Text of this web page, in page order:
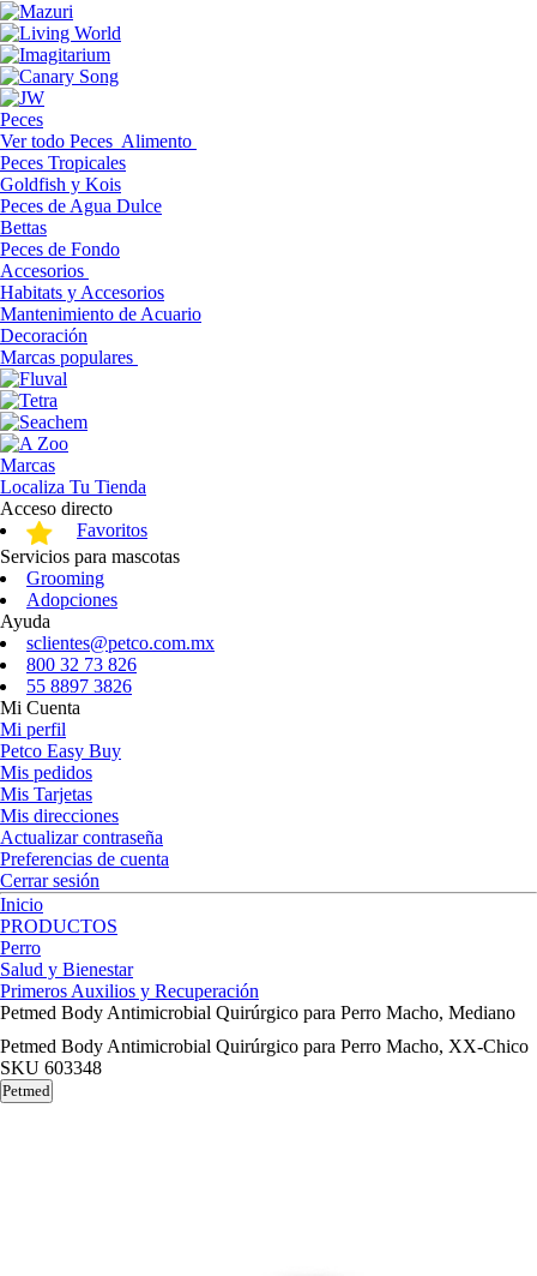
Peces
Ver todo Peces Alimento
Peces Tropicales
Goldfish y Kois
Peces de Agua Dulce
Bettas
Peces de Fondo
Accesorios
Habitats y Accesorios
Mantenimiento de Acuario
Decoración
Marcas populares
Marcas
Localiza Tu Tienda
Acceso directo
Favoritos
Servicios para mascotas
Grooming
Adopciones
Ayuda
sclientes@petco.com.mx
800 32 73 826
55 8897 3826
Mi Cuenta
Mi perfil
Petco Easy Buy
Mis pedidos
Mis Tarjetas
Mis direcciones
Actualizar contraseña
Preferencias de cuenta
Cerrar sesión
Inicio
PRODUCTOS
Perro
Salud y Bienestar
Primeros Auxilios y Recuperación
Petmed Body Antimicrobial Quirúrgico para Perro Macho, Mediano
Petmed Body Antimicrobial Quirúrgico para Perro Macho, XX-Chico
SKU 603348
Petmed